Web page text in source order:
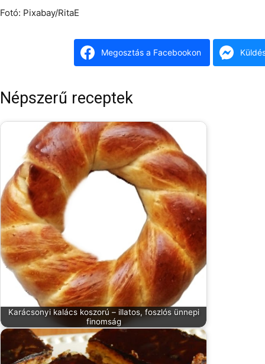
Fotó: Pixabay/RitaE
Megosztás a Facebookon
Népszerű receptek
Karácsonyi kalács koszorú – illatos, foszlós ünnepi
finomság